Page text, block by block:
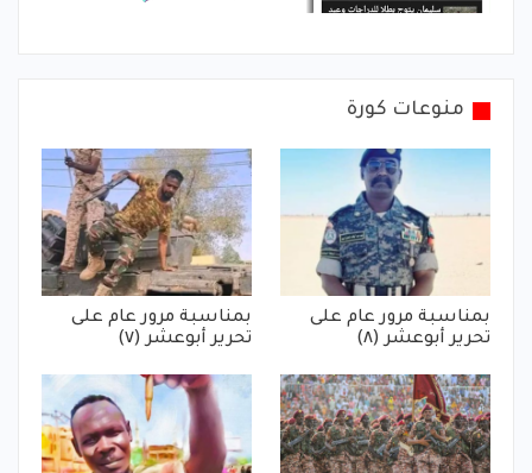
منوعات كورة
بمناسبة مرور عام على
تحرير أبوعشر (٨)
بمناسبة مرور عام على
تحرير أبوعشر (٧)